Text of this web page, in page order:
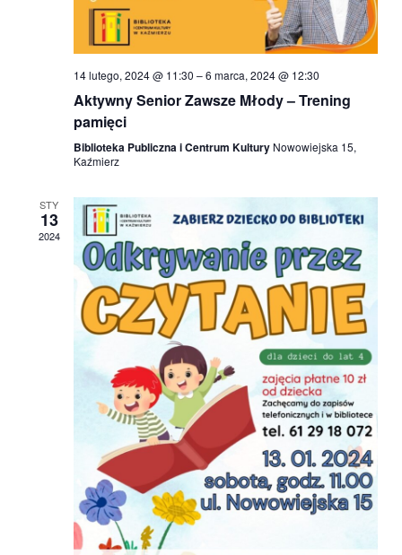
14 lutego, 2024 @ 11:30 –6 marca, 2024 @ 12:30
Aktywny Senior Zawsze Młody – Trening
pamięci
Biblioteka Publiczna i Centrum Kultury Nowowiejska 15,
Kaźmierz
STY
13
2024